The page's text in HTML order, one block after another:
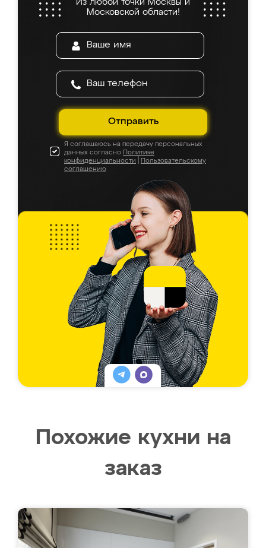
Из любой точки Москвы и
Московской области!
Отправить
Я соглашаюсь на передачу персональных
данных согласно Политике
конфиденциальности
Пользовательскому
соглашению
Похожие кухни на
заказ